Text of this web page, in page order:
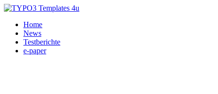
Home
News
Testberichte
e-paper